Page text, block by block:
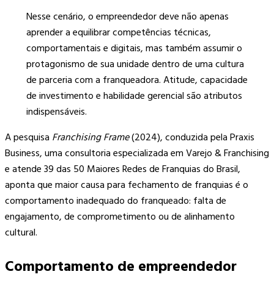
Nesse cenário, o empreendedor deve não apenas
aprender a equilibrar competências técnicas,
comportamentais e digitais, mas também assumir o
protagonismo de sua unidade dentro de uma cultura
de parceria com a franqueadora. Atitude, capacidade
de investimento e habilidade gerencial são atributos
indispensáveis.
A pesquisa Franchising Frame(2024), conduzida pela Praxis
Business, uma consultoria especializada em Varejo & Franchising
e atende 39 das 50 Maiores Redes de Franquias do Brasil,
aponta que maior causa para fechamento de franquias é o
comportamento inadequado do franqueado: falta de
engajamento, de comprometimento ou de alinhamento
cultural.
Comportamento de empreendedor